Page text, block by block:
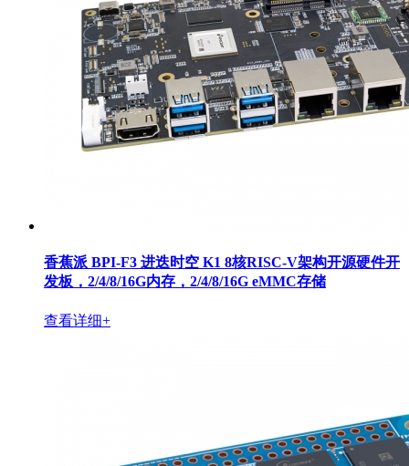
香蕉派 BPI-F3 进迭时空 K1 8核RISC-V架构开源硬件开
发板，2/4/8/16G内存，2/4/8/16G eMMC存储
查看详细+